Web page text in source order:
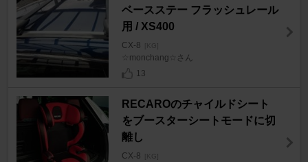
ベースステー フラッシュレール
用 / XS400
CX-8 [KG]
☆monchang☆さん
13
RECAROのチャイルドシート
をブースターシートモードに切
離し
CX-8 [KG]